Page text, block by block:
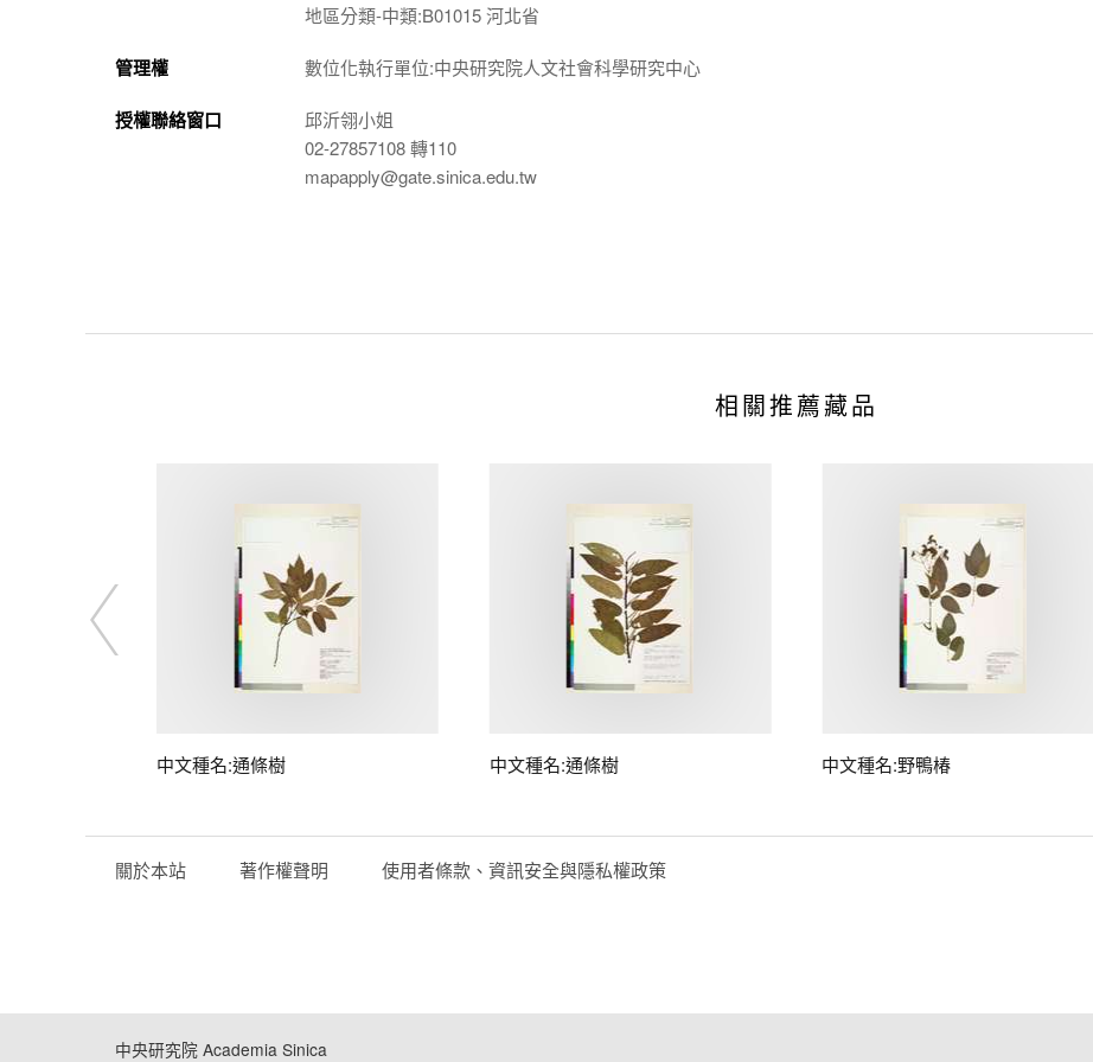
地區分類-中類:B01015 河北省
管理權 數位化執行單位:中央研究院人文社會科學研究中心
授權聯絡窗口
邱沂翎小姐
02-27857108 轉110
mapapply@gate.sinica.edu.tw
相關推薦藏品
中文種名:通條樹 中文種名:通條樹 中文種名:野鴨椿
關於本站 著作權聲明 使用者條款、資訊安全與隱私權政策
中央研究院 Academia Sinica